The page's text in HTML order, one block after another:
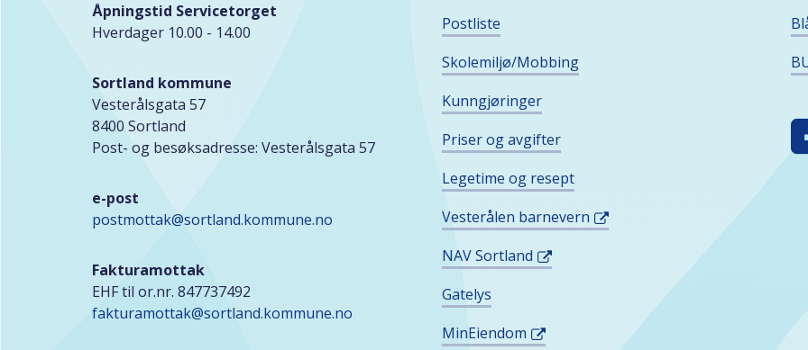
Åpningstid Servicetorget
Hverdager 10.00 - 14.00
Sortland kommune
Vesterålsgata 57
8400 Sortland
Post- og besøksadresse: Vesterålsgata 57
e-post
postmottak@sortland.kommune.no
Fakturamottak
EHF til or.nr. 847737492
fakturamottak@sortland.kommune.no
Postliste
Skolemiljø/Mobbing
Kunngjøringer
Priser og avgifter
Legetime og resept
Vesterålen barnevern
NAV Sortland
Gatelys
MinEiendom